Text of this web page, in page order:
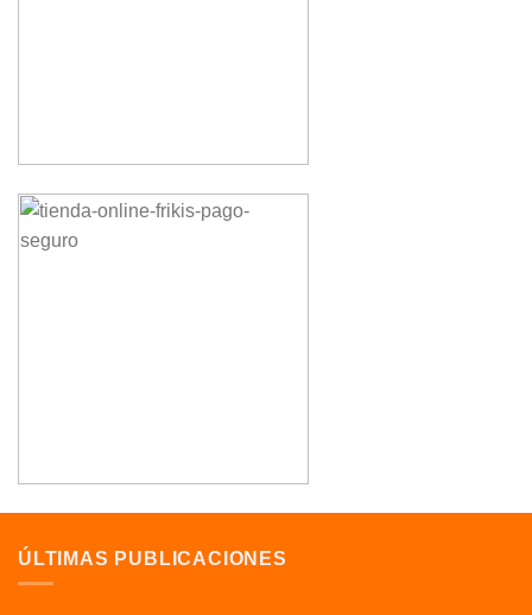
ÚLTIMAS PUBLICACIONES